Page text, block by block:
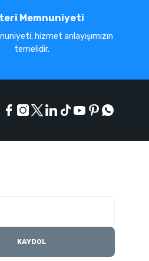
Memnuniyeti
hizmet anlayışımızın
temelidir.
KAYDOL